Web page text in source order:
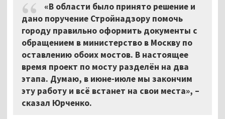
«В области было принято решение и
дано поручение Стройнадзору помочь
городу правильно оформить документы с
обращением в министерство в Москву по
оставлению обоих мостов. В настоящее
время проект по мосту разделён на два
этапа. Думаю, в июне-июле мы закончим
эту работу и всё встанет на свои места», –
сказал Юрченко.